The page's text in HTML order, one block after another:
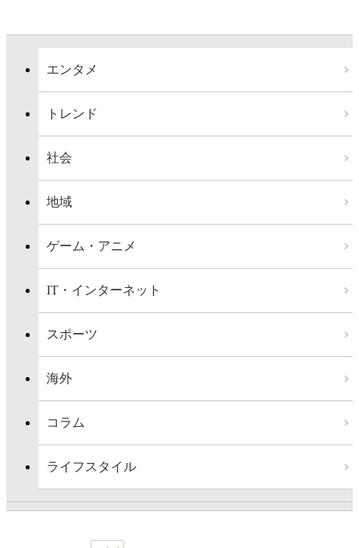
エンタメ
トレンド
社会
地域
ゲーム・アニメ
IT・インターネット
スポーツ
海外
コラム
ライフスタイル